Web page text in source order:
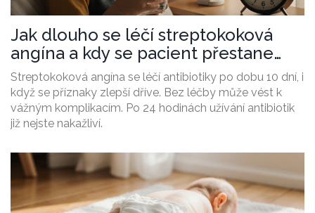
Jak dlouho se léčí streptokoková
angína a kdy se pacient přestane
šířit?
Streptokoková angína se léčí antibiotiky po dobu 10 dní, i
když se příznaky zlepší dříve. Bez léčby může vést k
vážným komplikacím. Po 24 hodinách užívání antibiotik
již nejste nakažliví.